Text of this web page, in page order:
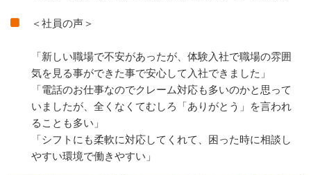
＜社員の声＞
「新しい職場で不安があったが、体験入社で職場の雰囲
気を見る事ができた事で安心して入社できました」
「電話のお仕事なのでクレーム対応も多いのかと思って
いましたが、全くなくてむしろ「ありがとう」を言われ
ることも多い」
「シフトにも柔軟に対応してくれて、困った時に相談し
やすい環境で働きやすい」